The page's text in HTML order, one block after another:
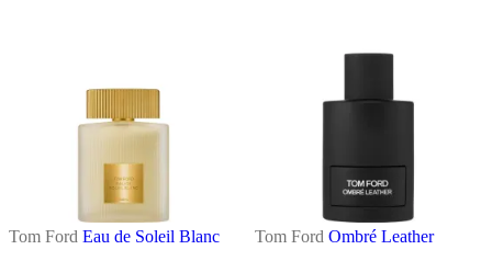
Tom Ford Eau de Soleil Blanc
Tom Ford Ombré Leather